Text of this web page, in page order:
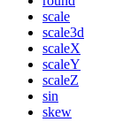
scale
scale3d
scaleX
scaleY
scaleZ
sin
skew